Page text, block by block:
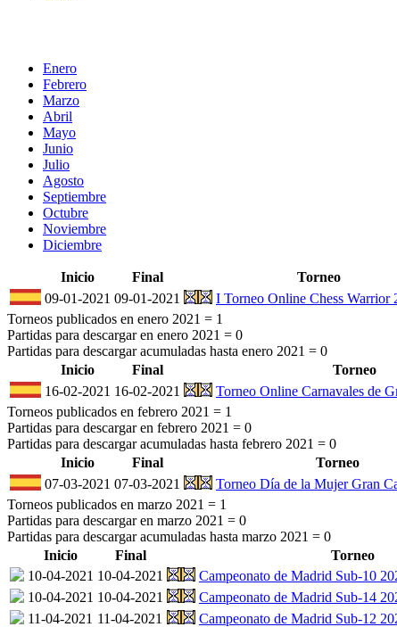
Enero
Febrero
Marzo
Abril
Mayo
Junio
Julio
Agosto
Septiembre
Octubre
Noviembre
Diciembre
Inicio Final Torneo
09-01-2021 09-01-2021 I Torneo Online Chess Warrior
Torneos publicados en enero 2021 = 1
Partidas para descargar en enero 2021 = 0
Partidas para descargar acumuladas hasta enero 2021 = 0
Inicio
Final Torneo
16-02-2021 16-02-2021 Torneo Online Carnavales de
Torneos publicados en febrero 2021 = 1
Partidas para descargar en febrero 2021 = 0
Partidas para descargar acumuladas hasta febrero 2021 = 0
Inicio
Final Torneo
07-03-2021 07-03-2021 Torneo Día de la Mujer Gran
Torneos publicados en marzo 2021 = 1
Partidas para descargar en marzo 2021 = 0
Partidas para descargar acumuladas hasta marzo 2021 = 0
Inicio
Final Torneo
10-04-2021 10-04-2021 Campeonato de Madrid Sub-10
10-04-2021 10-04-2021 Campeonato de Madrid Sub-14
11-04-2021 11-04-2021 Campeonato de Madrid Sub-12